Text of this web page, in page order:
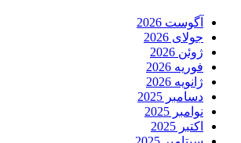
آگوست 2026
جولای 2026
ژوئن 2026
فوریه 2026
ژانویه 2026
دسامبر 2025
نوامبر 2025
اکتبر 2025